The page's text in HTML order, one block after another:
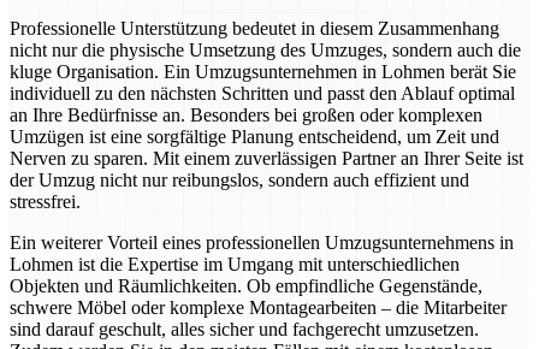
Professionelle Unterstützung bedeutet in diesem Zusammenhang
nicht nur die physische Umsetzung des Umzuges, sondern auch die
kluge Organisation. Ein Umzugsunternehmen in Lohmen berät Sie
individuell zu den nächsten Schritten und passt den Ablauf optimal
an Ihre Bedürfnisse an. Besonders bei großen oder komplexen
Umzügen ist eine sorgfältige Planung entscheidend, um Zeit und
Nerven zu sparen. Mit einem zuverlässigen Partner an Ihrer Seite ist
der Umzug nicht nur reibungslos, sondern auch effizient und
stressfrei.
Ein weiterer Vorteil eines professionellen Umzugsunternehmens in
Lohmen ist die Expertise im Umgang mit unterschiedlichen
Objekten und Räumlichkeiten. Ob empfindliche Gegenstände,
schwere Möbel oder komplexe Montagearbeiten – die Mitarbeiter
sind darauf geschult, alles sicher und fachgerecht umzusetzen.